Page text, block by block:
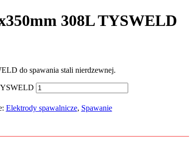
308L TYSWELD
do spawania stali nierdzewnej.
Elektrody spawalnicze, Spawanie